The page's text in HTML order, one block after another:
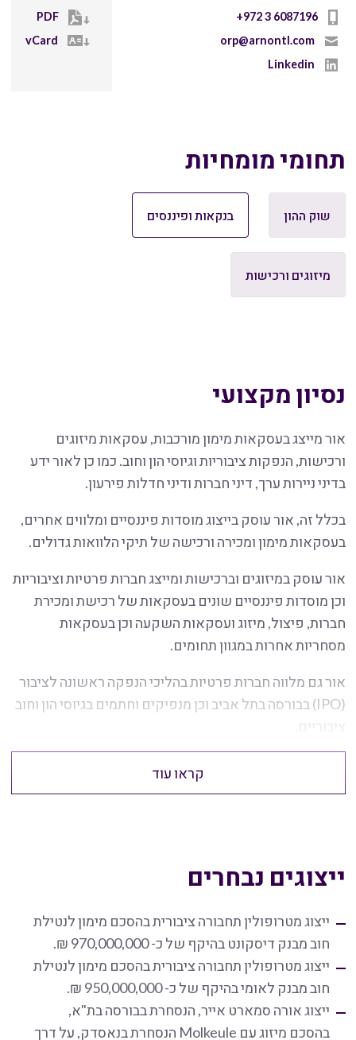
+972 3 6087196
orp@arnontl.com
Linkedin
PDF
vCard
תחומי מומחיות
שוק ההון בנקאות ופיננסים
מיזוגים ורכישות
נסיון מקצועי
אור מייצג בעסקאות מימון מורכבות, עסקאות מיזוגים
ורכישות, הנפקות ציבוריות וגיוסי הון וחוב. כמו כן לאור ידע
בדיני ניירות ערך, דיני חברות ודיני חדלות פירעון.
בכלל זה, אור עוסק בייצוג מוסדות פיננסיים ומלווים אחרים,
בעסקאות מימון ומכירה ורכישה של תיקי הלוואות גדולים.
אור עוסק במיזוגים וברכישות ומייצג חברות פרטיות וציבוריות
וכן מוסדות פיננסיים שונים בעסקאות של רכישת ומכירת
חברות, פיצול, מיזוג ועסקאות השקעה וכן בעסקאות
מסחריות אחרות במגוון תחומים.
אור גם מלווה חברות פרטיות בהליכי הנפקה ראשונה לציבור
(IPO) בבורסה בתל אביב וכן מנפיקים וחתמים בגיוסי הון וחוב
קראו עוד
ייצוגים נבחרים
ייצוג מטרופולין תחבורה ציבורית בהסכם מימון לנטילת
חוב מבנק דיסקונט בהיקף של כ- 970,000,000 ₪.
ייצוג מטרופולין תחבורה ציבורית בהסכם מימון לנטילת
חוב מבנק לאומי בהיקף של כ- 950,000,000 ₪.
ייצוג אורה סמארט אייר, הנסחרת בבורסה בת"א,
בהסכם מיזוג עם Molkeule הנסחרת בנאסדק, על דרך